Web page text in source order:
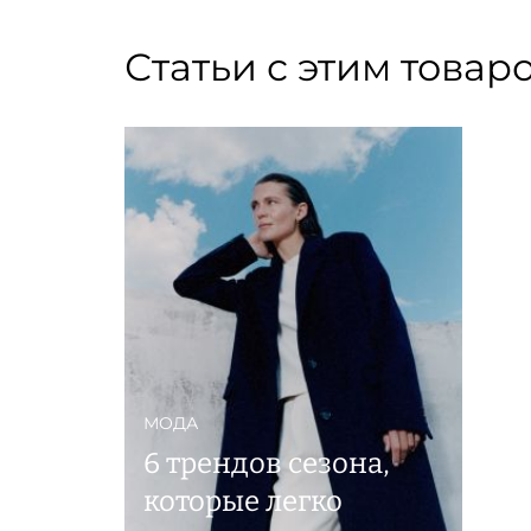
Статьи с этим
МОДА
6 трендов сезона,
которые легко